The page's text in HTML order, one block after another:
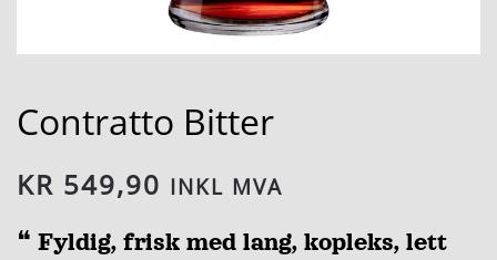
Contratto Bitter
KR 549,90 INKL MVA
❝ Fyldig, frisk med lang, kopleks, lett